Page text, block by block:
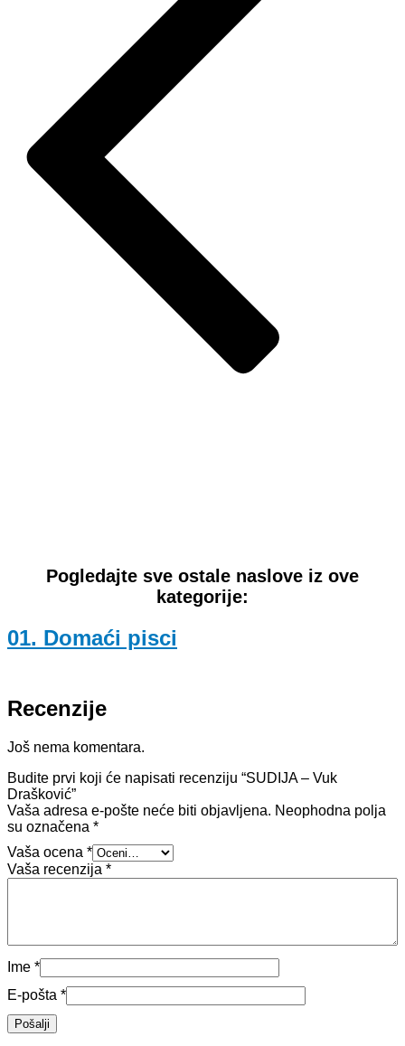
Pogledajte sve ostale naslove iz ove
kategorije:
01. Domaći pisci
Recenzije
Još nema komentara.
Budite prvi koji će napisati recenziju “SUDIJA – Vuk
Drašković”
Vaša adresa e-pošte neće biti objavljena. Neophodna polja
su označena *
Vaša ocena *
Vaša recenzija *
Ime *
E-pošta *